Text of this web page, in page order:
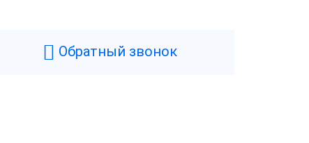
Обратный звонок